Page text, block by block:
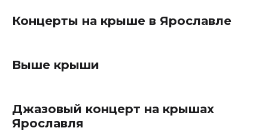
Концерты на крыше в Ярославле
Выше крыши
Джазовый концерт на крышах
Ярославля